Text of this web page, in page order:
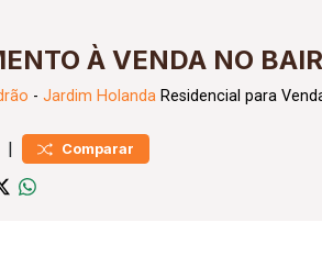
À VENDA NO
- Jardim Holanda Residencial para
| Comparar